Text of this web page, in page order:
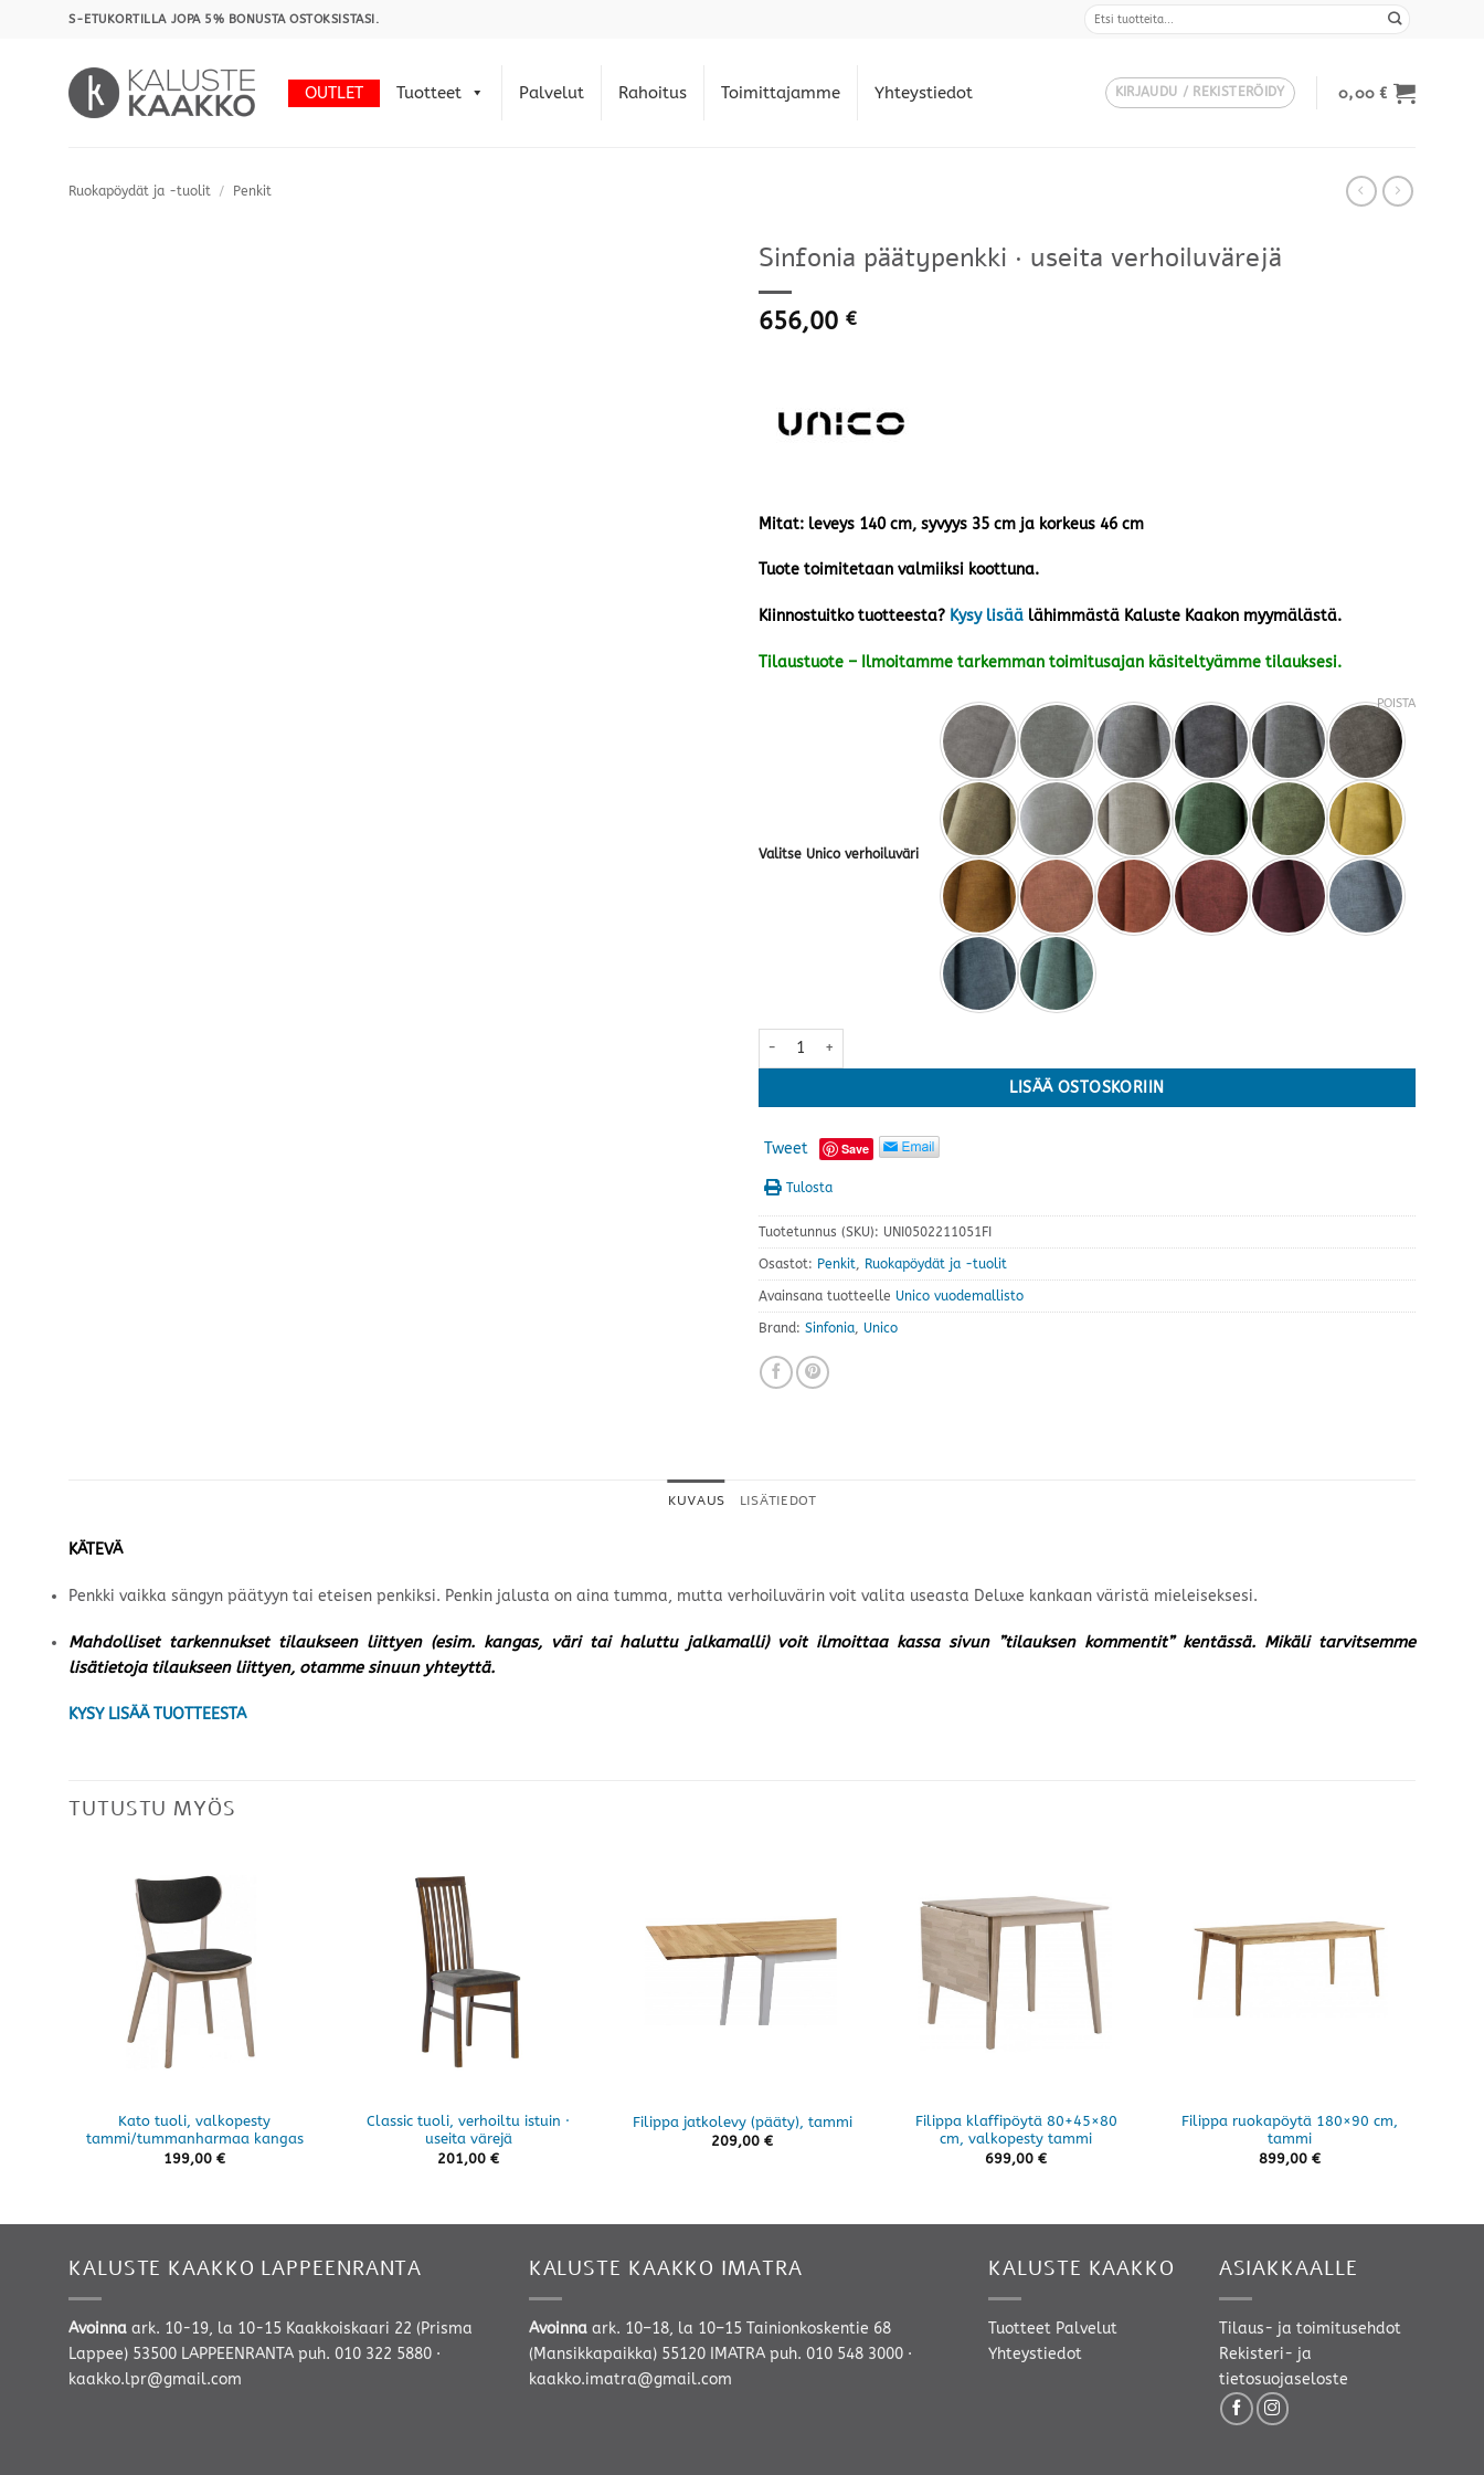
S-ETUKORTILLA JOPA 5% BONUSTA OSTOKSISTASI.
OUTLET Tuotteet Palvelut Rahoitus Toimittajamme Yhteystiedot KIRJAUDU / REKISTERÖIDY 0,00€
Ruokapöydät ja -tuolit / Penkit
Sinfonia päätypenkki · useita verhoiluvärejä
656,00 €
Mitat: leveys 140 cm, syvyys 35 cm ja korkeus 46 cm
Tuote toimitetaan valmiiksi koottuna.
Kiinnostuitko tuotteesta? Kysy lisää lähimmästä Kaluste Kaakon myymälästä.
Tilaustuote – Ilmoitamme tarkemman toimitusajan käsiteltyämme tilauksesi.
Valitse Unico verhoiluväri
POISTA
Sinfonia päätypenkki · useita verhoiluvärejä määrä
LISÄÄ OSTOSKORIIN
Tweet Save
Tulosta
Tuotetunnus (SKU): UNI0502211051FI
Osastot: Penkit Ruokapöydät ja -tuolit
Avainsana tuotteelle Unico vuodemallisto
Brand: Sinfonia Unico
KUVAUS LISÄTIEDOT
KÄTEVÄ
Penkki vaikka sängyn päätyyn tai eteisen penkiksi. Penkin jalusta on aina tumma, mutta verhoiluvärin voit valita useasta Deluxe kankaan väristä mieleiseksesi.
Mahdolliset tarkennukset tilaukseen liittyen (esim. kangas, väri tai haluttu jalkamalli) voit ilmoittaa kassa sivun ”tilauksen kommentit” kentässä. Mikäli tarvitsemme
lisätietoja tilaukseen liittyen, otamme sinuun yhteyttä.
KYSY LISÄÄ TUOTTEESTA
TUTUSTU MYÖS
Kato tuoli, valkopesty
tammi/tummanharmaa kangas
199,00 €
Classic tuoli, verhoiltu istuin ·
useita värejä
201,00 €
Filippa jatkolevy (pääty), tammi
209,00 €
Filippa klaffipöytä 80+45×80
cm, valkopesty tammi
699,00 €
Filippa ruokapöytä 180×90 cm,
tammi
899,00 €
KALUSTE KAAKKO LAPPEENRANTA
Avoinna ark. 10-19, la 10-15 Kaakkoiskaari 22 (Prisma
Lappee) 53500 LAPPEENRANTA puh. 010 322 5880 ·
kaakko.lpr@gmail.com
KALUSTE KAAKKO IMATRA
Avoinnaark. 10–18, la 10–15 Tainionkoskentie 68
(Mansikkapaikka) 55120 IMATRA puh. 010 548 3000·
kaakko.imatra@gmail.com
KALUSTE KAAKKO
Tuotteet Palvelut
Yhteystiedot
ASIAKKAALLE
Tilaus- ja toimitusehdot
Rekisteri- ja
tietosuojaseloste